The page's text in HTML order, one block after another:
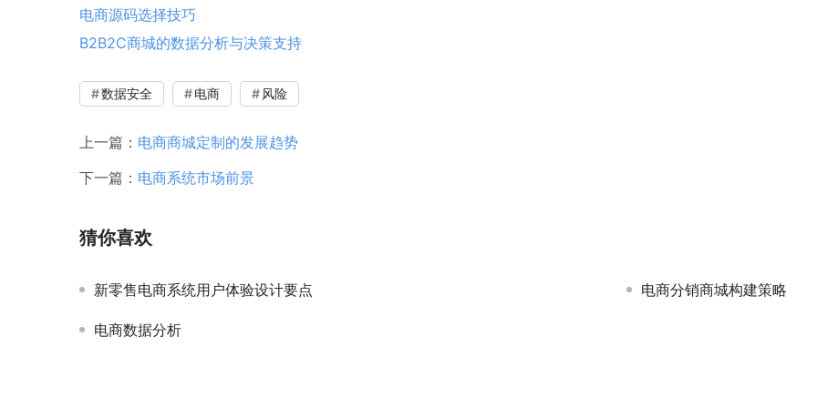
电商源码选择技巧
B2B2C商城的数据分析与决策支持
数据安全 电商 风险
上一篇： 电商商城定制的发展趋势
下一篇： 电商系统市场前景
猜你喜欢
新零售电商系统用户体验设计要点 电商分销商城构建策略
电商数据分析